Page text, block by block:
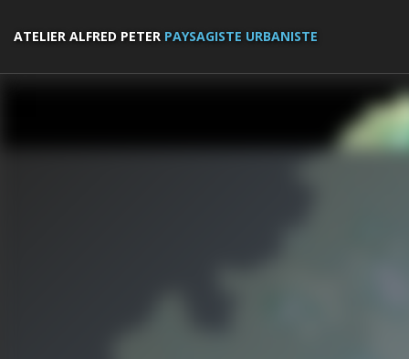
ATELIER ALFRED PETER PAYSAGISTE URBANISTE